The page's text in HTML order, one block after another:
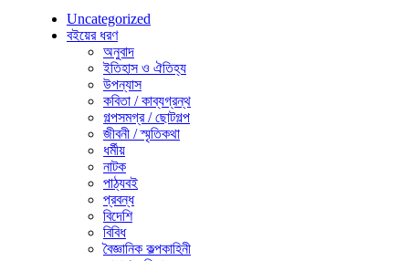
Uncategorized
বইয়ের ধরণ
অনুবাদ
ইতিহাস ও ঐতিহ্য
উপন্যাস
কবিতা / কাব্যগ্রন্থ
গল্পসমগ্র / ছোটগল্প
জীবনী / স্মৃতিকথা
ধর্মীয়
নাটক
পাঠ্যবই
প্রবন্ধ
বিদেশি
বিবিধ
বৈজ্ঞানিক কল্পকাহিনী